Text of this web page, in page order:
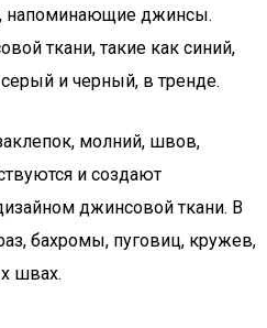
напоминающие джинсы.
ткани, такие как синий,
и черный, в тренде.
молний, швов,
и создают
джинсовой ткани. В
бахромы, пуговиц, кружев,
швах.